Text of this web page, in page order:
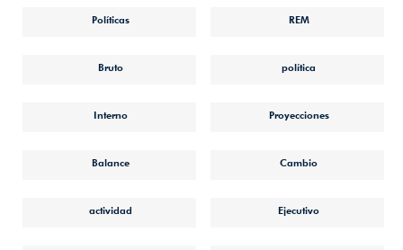
Políticas REM
Bruto política
Interno Proyecciones
Balance Cambio
actividad Ejecutivo